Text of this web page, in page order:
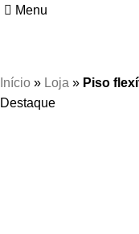
Menu
Início » Loja » Piso
Destaque